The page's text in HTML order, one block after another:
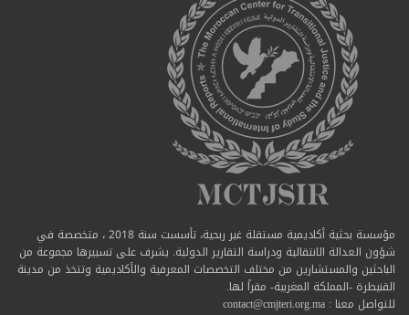
مؤسسة بحثية أكاديمية مستقلة غير ربحية، تأسست سنة 2018 ، متخصصة في
شؤون العدالة الانتقالية ودراسة التقارير الدولية. يشرف على تسييرها مجموعة من
الباحثين والمستشارين من مختلف التخصصات المعرفية والأكاديمية وتتخذ من مدينة
القنيطرة -المملكة المغربية- مقراً لها.
للتواصل معنا : contact@cmjteri.org.ma